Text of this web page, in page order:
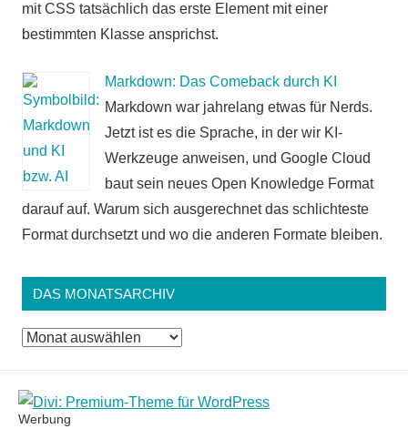
mit CSS tatsächlich das erste Element mit einer
bestimmten Klasse ansprichst.
Markdown: Das Comeback durch KI
Markdown war jahrelang etwas für Nerds.
Jetzt ist es die Sprache, in der wir KI-
Werkzeuge anweisen, und Google Cloud
baut sein neues Open Knowledge Format
darauf auf. Warum sich ausgerechnet das schlichteste
Format durchsetzt und wo die anderen Formate bleiben.
DAS MONATSARCHIV
Das
Werbung